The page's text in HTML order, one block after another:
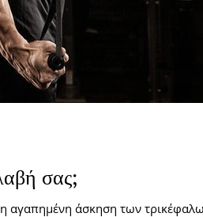
σας;
αγαπημένη άσκηση των